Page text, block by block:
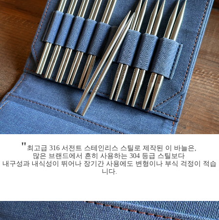
" 최고급 316 서전트 스테인리스 스틸로 제작된 이 바늘은,
많은 브랜드에서 흔히 사용하는 304 등급 스틸보다
내구성과 내식성이 뛰어나 장기간 사용에도 변형이나 부식 걱정이 적습
니다.